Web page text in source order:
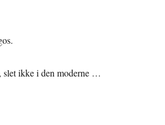
slet ikke i den moderne …